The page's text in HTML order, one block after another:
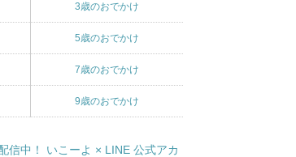
3歳のおでかけ
5歳のおでかけ
7歳のおでかけ
9歳のおでかけ